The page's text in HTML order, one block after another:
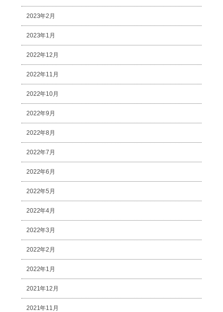
2023年2月
2023年1月
2022年12月
2022年11月
2022年10月
2022年9月
2022年8月
2022年7月
2022年6月
2022年5月
2022年4月
2022年3月
2022年2月
2022年1月
2021年12月
2021年11月